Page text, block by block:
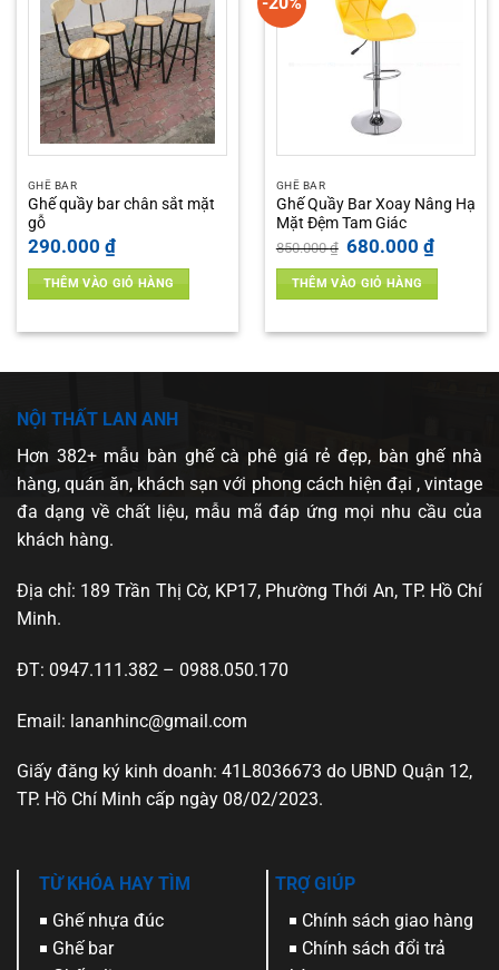
GHẾ BAR
Ghế quầy bar chân sắt mặt
gỗ
290.000 ₫
THÊM VÀO GIỎ HÀNG
GHẾ BAR
Ghế Quầy Bar Xoay Nâng Hạ
Mặt Đệm Tam Giác
850.000₫ Giá
gốc
là:
850.000 ₫.
680.000 ₫Giá
hiện
tại
680.000
THÊM VÀO GIỎ HÀNG
NỘI THẤT LAN ANH
Hơn 382+ mẫu bàn ghế cà phê giá rẻ đẹp, bàn ghế nhà
hàng, quán ăn, khách sạn với phong cách hiện đại , vintage
đa dạng về chất liệu, mẫu mã đáp ứng mọi nhu cầu của
khách hàng.
Địa chỉ: 189 Trần Thị Cờ, KP17, Phường Thới An, TP. Hồ Chí
Minh.
ĐT: 0947.111.382 – 0988.050.170
Email: lananhinc@gmail.com
Giấy đăng ký kinh doanh: 41L8036673 do UBND Quận 12,
TP. Hồ Chí Minh cấp ngày 08/02/2023.
TỪ KHÓA HAY TÌM
Ghế nhựa đúc
Ghế bar
TRỢ GIÚP
Chính sách giao hàng
Chính sách đổi trả